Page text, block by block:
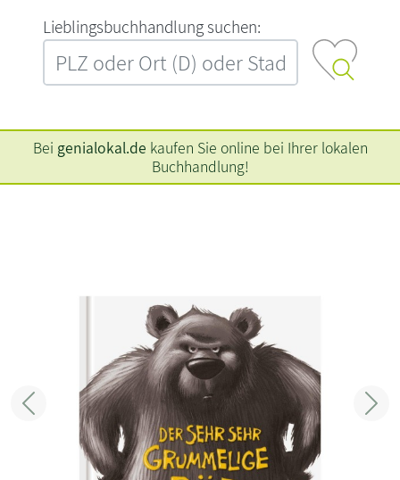
L‍i‍e‍b‍l‍i‍n‍g‍s‍b‍u‍c‍h‍h‍a‍n‍d‍l‍u‍n‍g‍ ‍s‍u‍c‍h‍e‍n‍:‍
Bei genialokal.de kaufen Sie online bei Ihrer lokalen
Buchhandlung!
Zurück